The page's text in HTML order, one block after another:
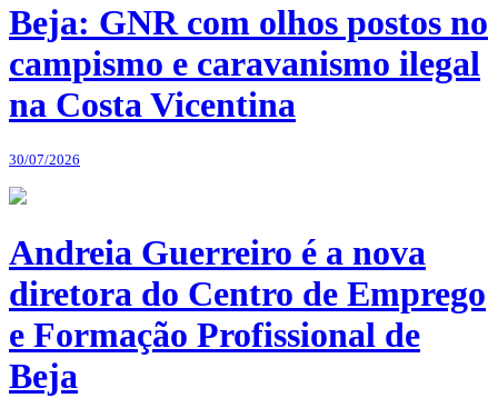
Beja: GNR com olhos postos no
campismo e caravanismo ilegal
na Costa Vicentina
30/07/2026
Andreia Guerreiro é a nova
diretora do Centro de Emprego
e Formação Profissional de
Beja